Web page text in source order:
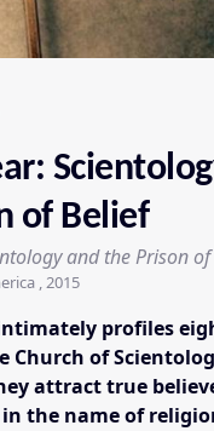
of Belief
and the Prison
, 2015
intimately profiles
Church of
attract true
the name of